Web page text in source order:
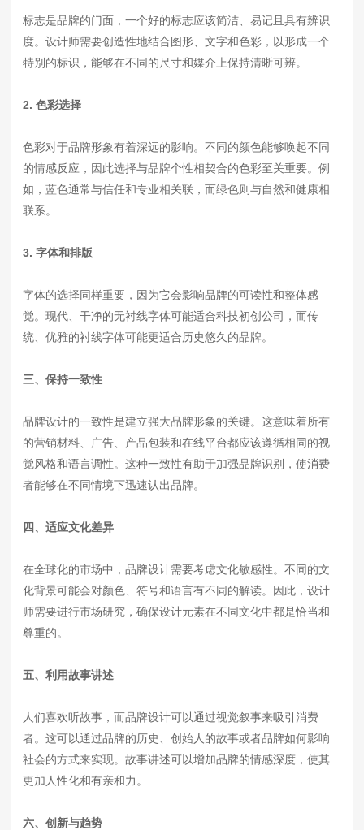
标志是品牌的门面，一个好的标志应该简洁、易记且具有辨识
度。设计师需要创造性地结合图形、文字和色彩，以形成一个
特别的标识，能够在不同的尺寸和媒介上保持清晰可辨。
2. 色彩选择
色彩对于品牌形象有着深远的影响。不同的颜色能够唤起不同
的情感反应，因此选择与品牌个性相契合的色彩至关重要。例
如，蓝色通常与信任和专业相关联，而绿色则与自然和健康相
联系。
3. 字体和排版
字体的选择同样重要，因为它会影响品牌的可读性和整体感
觉。现代、干净的无衬线字体可能适合科技初创公司，而传
统、优雅的衬线字体可能更适合历史悠久的品牌。
三、保持一致性
品牌设计的一致性是建立强大品牌形象的关键。这意味着所有
的营销材料、广告、产品包装和在线平台都应该遵循相同的视
觉风格和语言调性。这种一致性有助于加强品牌识别，使消费
者能够在不同情境下迅速认出品牌。
四、适应文化差异
在全球化的市场中，品牌设计需要考虑文化敏感性。不同的文
化背景可能会对颜色、符号和语言有不同的解读。因此，设计
师需要进行市场研究，确保设计元素在不同文化中都是恰当和
尊重的。
五、利用故事讲述
人们喜欢听故事，而品牌设计可以通过视觉叙事来吸引消费
者。这可以通过品牌的历史、创始人的故事或者品牌如何影响
社会的方式来实现。故事讲述可以增加品牌的情感深度，使其
更加人性化和有亲和力。
六、创新与趋势